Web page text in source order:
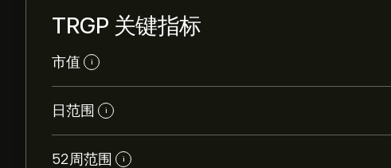
TRGP 关键指标
市值 i
日范围 i
52周范围 i